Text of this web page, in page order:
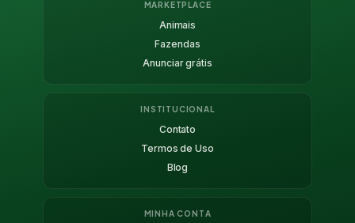
MARKETPLACE
Animais
Fazendas
Anunciar grátis
INSTITUCIONAL
Contato
Termos de Uso
Blog
MINHA CONTA